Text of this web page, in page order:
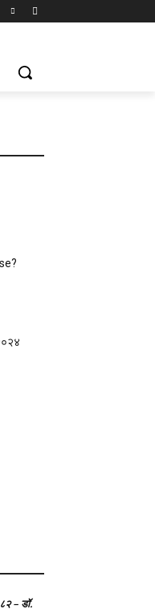
– डॉ.